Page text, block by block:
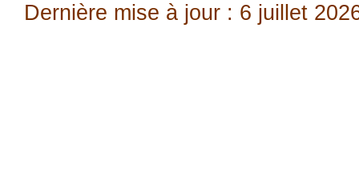
Dernière mise à jour : 6 juillet